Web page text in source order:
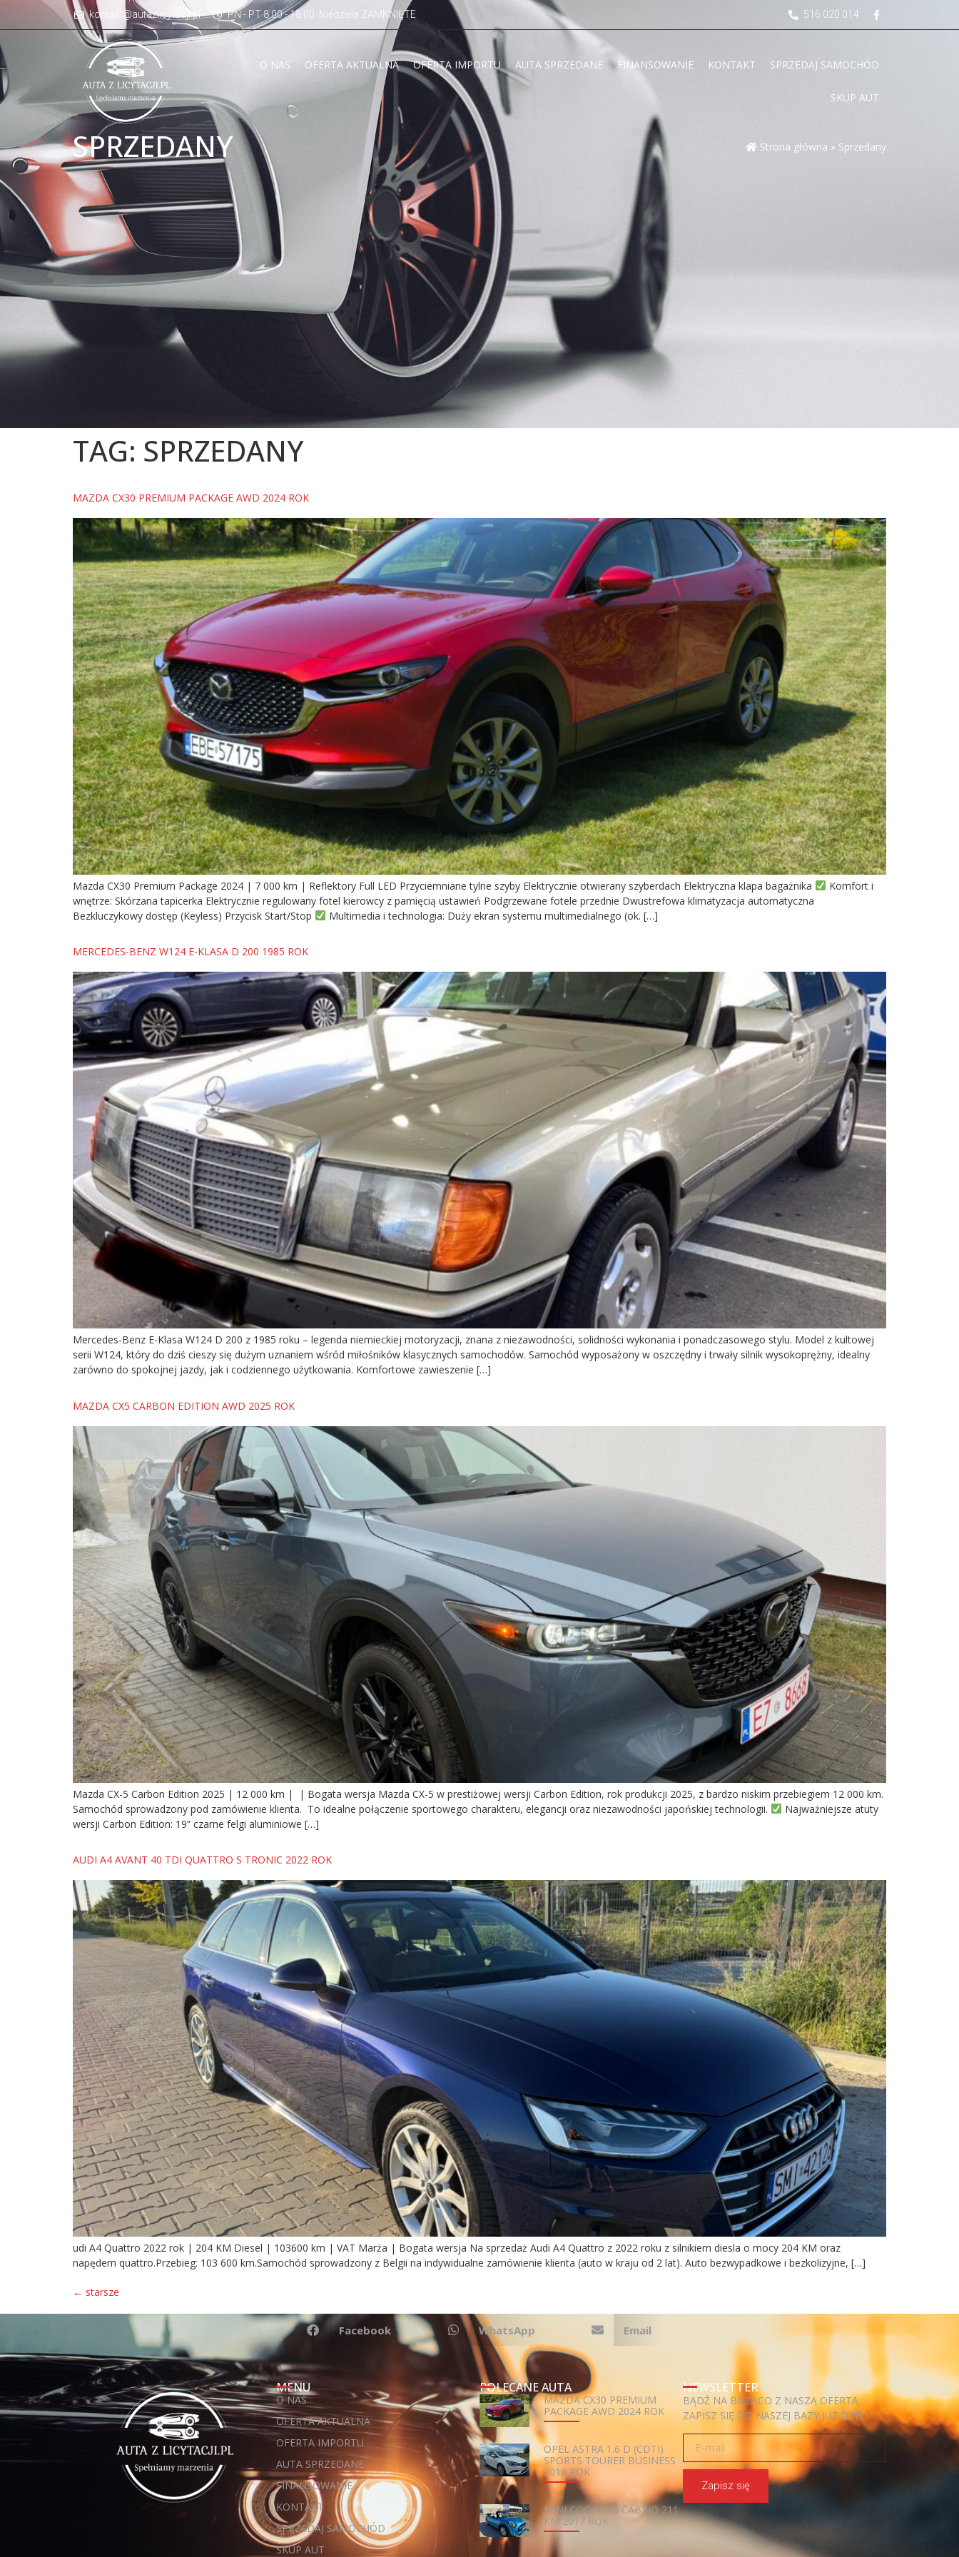
kontakt@autazlicytacji.pl PN - PT 8.00 - 18.00. Niedziela ZAMKNIĘTE 516 020 014
O NAS OFERTA AKTUALNA OFERTA IMPORTU AUTA SPRZEDANE FINANSOWANIE KONTAKT SPRZEDAJ SAMOCHÓD
SKUP AUT
SPRZEDANY Strona główna » Sprzedany
TAG: SPRZEDANY
MAZDA CX30 PREMIUM PACKAGE AWD 2024 ROK
Mazda CX30 Premium Package 2024 | 7 000 km | Reflektory Full LED Przyciemniane tylne szyby Elektrycznie otwierany szyberdach Elektryczna klapa bagażnika
Komfort i
wnętrze: Skórzana tapicerka Elektrycznie regulowany fotel kierowcy z pamięcią ustawień Podgrzewane fotele przednie Dwustrefowa klimatyzacja automatyczna
Bezkluczykowy dostęp (Keyless) Przycisk Start/Stop
Multimedia i technologia: Duży ekran systemu multimedialnego (ok. […]
MERCEDES-BENZ W124 E-KLASA D 200 1985 ROK
Mercedes-Benz E-Klasa W124 D 200 z 1985 roku – legenda niemieckiej motoryzacji, znana z niezawodności, solidności wykonania i ponadczasowego stylu. Model z kultowej
serii W124, który do dziś cieszy się dużym uznaniem wśród miłośników klasycznych samochodów. Samochód wyposażony w oszczędny i trwały silnik wysokoprężny, idealny
zarówno do spokojnej jazdy, jak i codziennego użytkowania. Komfortowe zawieszenie […]
MAZDA CX5 CARBON EDITION AWD 2025 ROK
Mazda CX-5 Carbon Edition 2025 | 12 000 km | | Bogata wersja Mazda CX-5 w prestiżowej wersji Carbon Edition, rok produkcji 2025, z bardzo niskim przebiegiem 12 000 km.
Samochód sprowadzony pod zamówienie klienta. To idealne połączenie sportowego charakteru, elegancji oraz niezawodności japońskiej technologii.
Najważniejsze atuty
wersji Carbon Edition: 19” czarne felgi aluminiowe […]
AUDI A4 AVANT 40 TDI QUATTRO S TRONIC 2022 ROK
udi A4 Quattro 2022 rok | 204 KM Diesel | 103600 km | VAT Marża | Bogata wersja Na sprzedaż Audi A4 Quattro z 2022 roku z silnikiem diesla o mocy 204 KM oraz
napędem quattro.Przebieg: 103 600 km.Samochód sprowadzony z Belgii na indywidualne zamówienie klienta (auto w kraju od 2 lat). Auto bezwypadkowe i bezkolizyjne, […]
← starsze
Facebook WhatsApp Email
MENU
O NAS
OFERTA AKTUALNA
OFERTA IMPORTU
AUTA SPRZEDANE
FINANSOWANIE
KONTAKT
SPRZEDAJ SAMOCHÓD
SKUP AUT
POLECANE AUTA
MAZDA CX30 PREMIUM
PACKAGE AWD 2024 ROK
OPEL ASTRA 1.6 D (CDTI)
SPORTS TOURER BUSINESS
2018 ROK
MINI COOPER S CABRIO 211
KM 2017 ROK
NEWSLETTER
BĄDŹ NA BIEŻĄCO Z NASZĄ OFERTĄ.
ZAPISZ SIĘ DO NASZEJ BAZY JUŻ DZIŚ !
Zapisz się